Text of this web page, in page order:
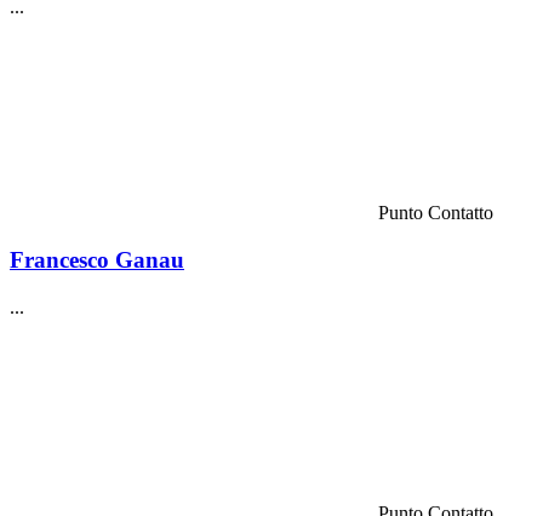
...
Punto Contatto
Francesco Ganau
...